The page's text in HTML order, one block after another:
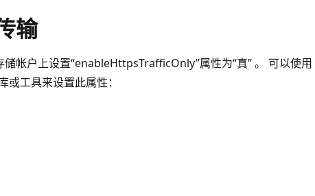
输
帐户上设置“enableHttpsTrafficOnly”属性为“真” 。 可以使用
或工具来设置此属性：